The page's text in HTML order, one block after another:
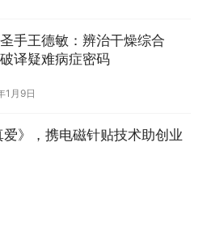
手王德敏：辨治干燥综合
译疑难病症密码
1月9日
》，携电磁针贴技术助创业